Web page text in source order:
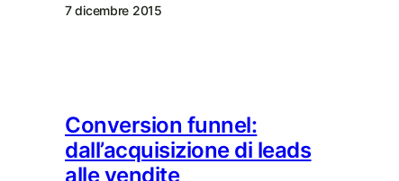
7 dicembre 2015
Conversion funnel:
dall’acquisizione di leads
alle vendite